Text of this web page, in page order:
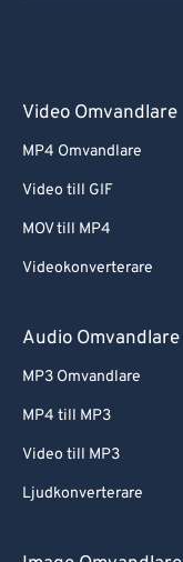
Video Omvandlare
MP4 Omvandlare
Video till GIF
MOV till MP4
Videokonverterare
Audio Omvandlare
MP3 Omvandlare
MP4 till MP3
Video till MP3
Ljudkonverterare